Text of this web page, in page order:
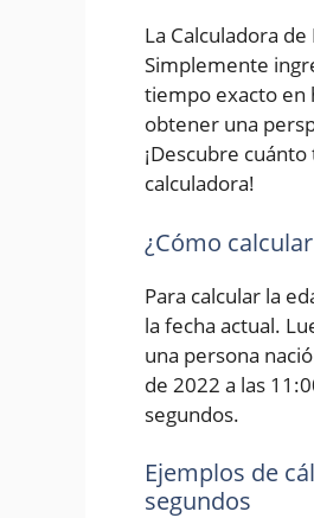
La Calculadora
Simplemente
tiempo exacto en
obtener una
¡Descubre
calculadora!
¿Cómo
Para calcular la
la fecha actual.
una persona
de 2022 a las
segundos.
Ejemplos de
segundos